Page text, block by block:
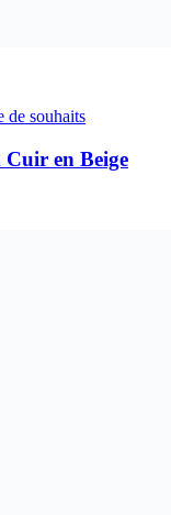
de souhaits
en Beige